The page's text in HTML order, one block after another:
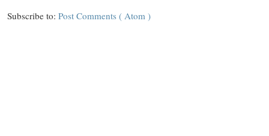
Subscribe to: Post Comments ( Atom )